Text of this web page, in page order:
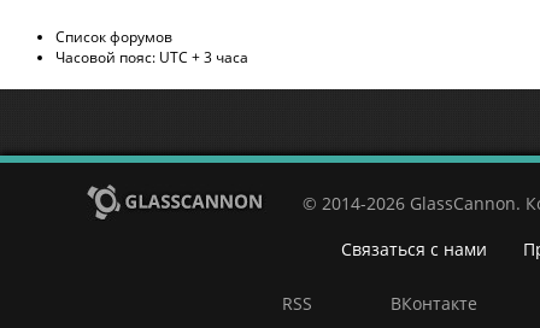
Список форумов
Часовой пояс: UTC + 3 часа
© 2014-2026 GlassCannon.
Связаться с нами
RSS ВКонтакте